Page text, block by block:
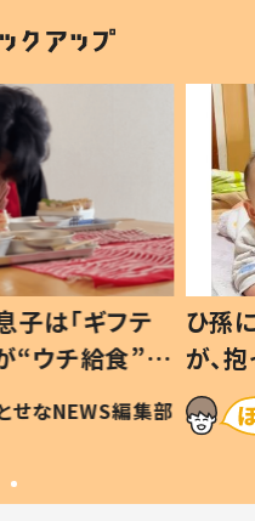
は「ギフテ
“ウチ給食”を
#令和の親
せなNEWS編集部
ひ孫
が、
「涙
い」